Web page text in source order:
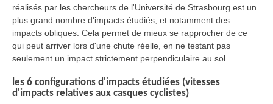
réalisés par les chercheurs de l'Université de Strasbourg est un
plus grand nombre d'impacts étudiés, et notamment des
impacts obliques. Cela permet de mieux se rapprocher de ce
qui peut arriver lors d'une chute réelle, en ne testant pas
seulement un impact strictement perpendiculaire au sol.
les 6 configurations d'impacts étudiées (vitesses
d'impacts relatives aux casques cyclistes)